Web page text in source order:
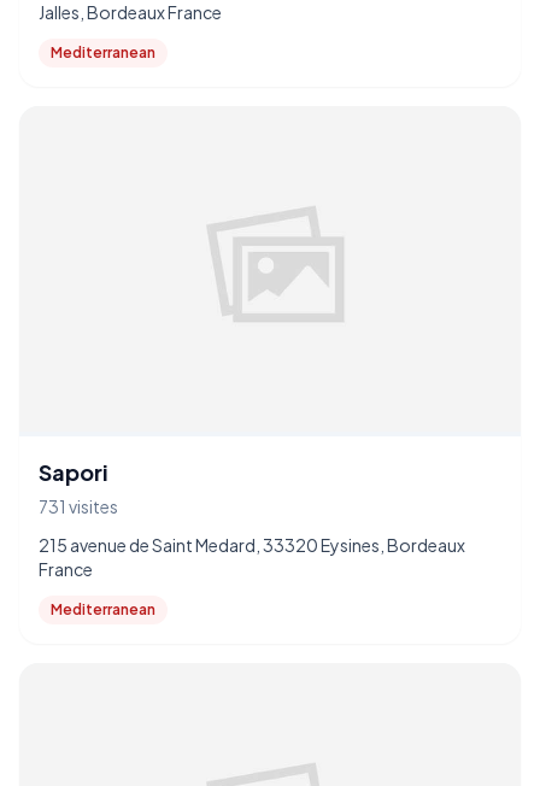
Jalles, Bordeaux France
Mediterranean
Sapori
731 visites
215 avenue de Saint Medard, 33320 Eysines, Bordeaux
France
Mediterranean